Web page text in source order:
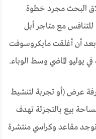
البحث مجرد خطوة
مع متاجر أبل
أن أغلقت مايكروسوفت
يوليو الماضي وسط الوباء.
عرض (أو تجربة لتنشيط
بيع بالتجزئة تهدف
توجد مقاعد وكراسي منتشرة